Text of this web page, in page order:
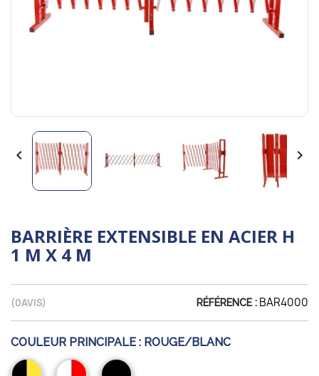
 
BARRIÈRE EXTENSIBLE EN ACIER H
1 M X 4 M
(0AVIS) RÉFÉRENCE : BAR4000
COULEUR PRINCIPALE : ROUGE/BLANC
Noir/JauneRouge/Blanc
Noir